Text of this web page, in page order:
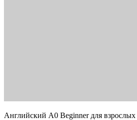
Английский A0 Beginner для взрослых